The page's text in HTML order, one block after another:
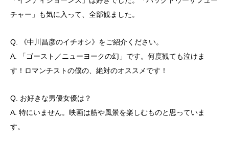
チャー」も気に入って、全部観ました。
Q. 《中川昌彦のイチオシ》をご紹介ください。
A. 「ゴースト／ニューヨークの幻」です。何度観ても泣けま
す！ロマンチストの僕の、絶対のオススメです！
Q. お好きな男優女優は？
A. 特にいません。映画は筋や風景を楽しむものと思っていま
す。